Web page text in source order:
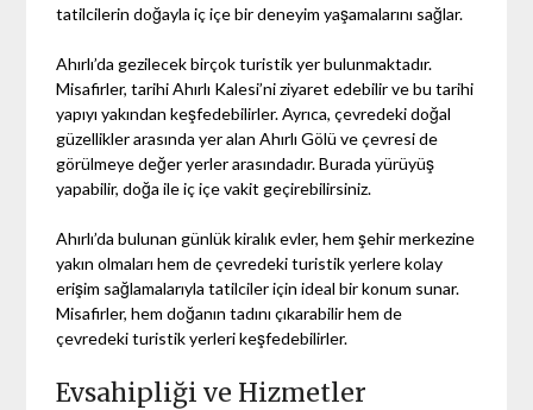
tatilcilerin doğayla iç içe bir deneyim yaşamalarını sağlar.
Ahırlı’da gezilecek birçok turistik yer bulunmaktadır.
Misafirler, tarihi Ahırlı Kalesi’ni ziyaret edebilir ve bu tarihi
yapıyı yakından keşfedebilirler. Ayrıca, çevredeki doğal
güzellikler arasında yer alan Ahırlı Gölü ve çevresi de
görülmeye değer yerler arasındadır. Burada yürüyüş
yapabilir, doğa ile iç içe vakit geçirebilirsiniz.
Ahırlı’da bulunan günlük kiralık evler, hem şehir merkezine
yakın olmaları hem de çevredeki turistik yerlere kolay
erişim sağlamalarıyla tatilciler için ideal bir konum sunar.
Misafirler, hem doğanın tadını çıkarabilir hem de
çevredeki turistik yerleri keşfedebilirler.
Evsahipliği ve Hizmetler